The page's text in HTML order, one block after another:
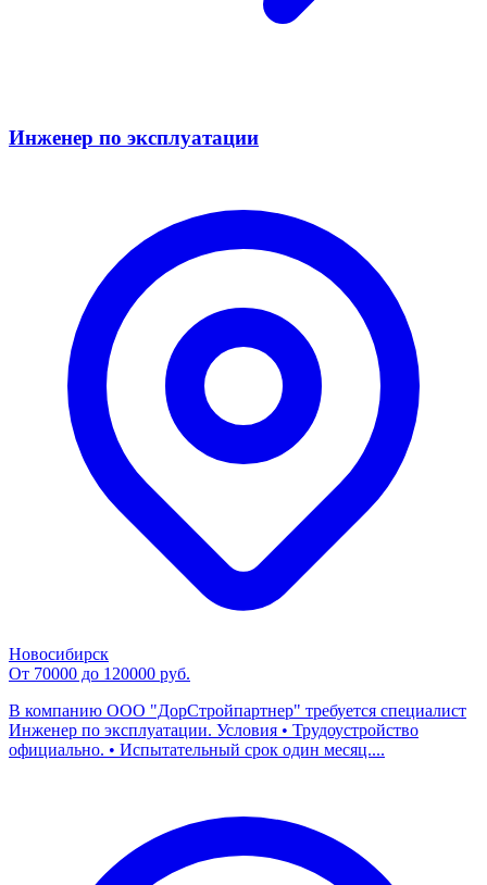
Инженер по эксплуатации
Новосибирск
От 70000 до 120000 руб.
В компанию ООО "ДорСтройпартнер" требуется специалист
Инженер по эксплуатации. Условия • Трудоустройство
официально. • Испытательный срок один месяц....